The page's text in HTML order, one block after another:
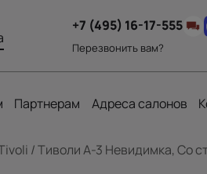
+7 (495) 16-17-555
Перезвонить вам?
Партнерам Адреса салонов
/ Тиволи А-3 Невидимка, Со